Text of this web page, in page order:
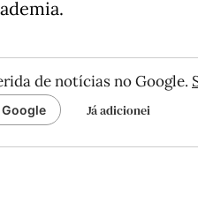
de notícias no Google.
Já adicionei